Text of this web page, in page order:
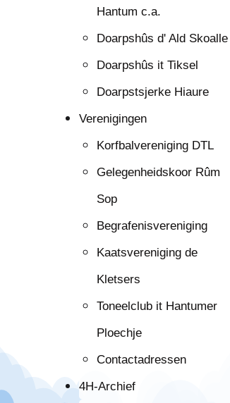
Hantum c.a.
Doarpshûs d' Ald Skoalle
Doarpshûs it Tiksel
Doarpstsjerke Hiaure
Verenigingen
Korfbalvereniging DTL
Gelegenheidskoor Rûm
Sop
Begrafenisvereniging
Kaatsvereniging de
Kletsers
Toneelclub it Hantumer
Ploechje
Contactadressen
4H-Archief